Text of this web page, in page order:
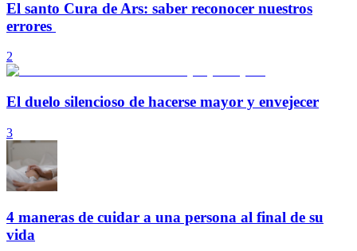
El santo Cura de Ars: saber reconocer nuestros
errores
2
El duelo silencioso de hacerse mayor y envejecer
3
4 maneras de cuidar a una persona al final de su
vida